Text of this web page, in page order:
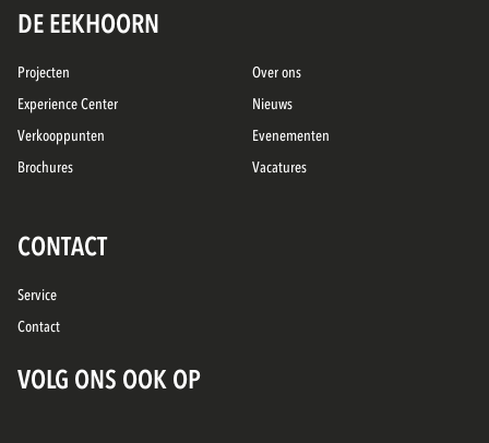
DE EEKHOORN
Projecten
Experience Center
Verkooppunten
Brochures
Over ons
Nieuws
Evenementen
Vacatures
CONTACT
Service
Contact
VOLG ONS OOK OP